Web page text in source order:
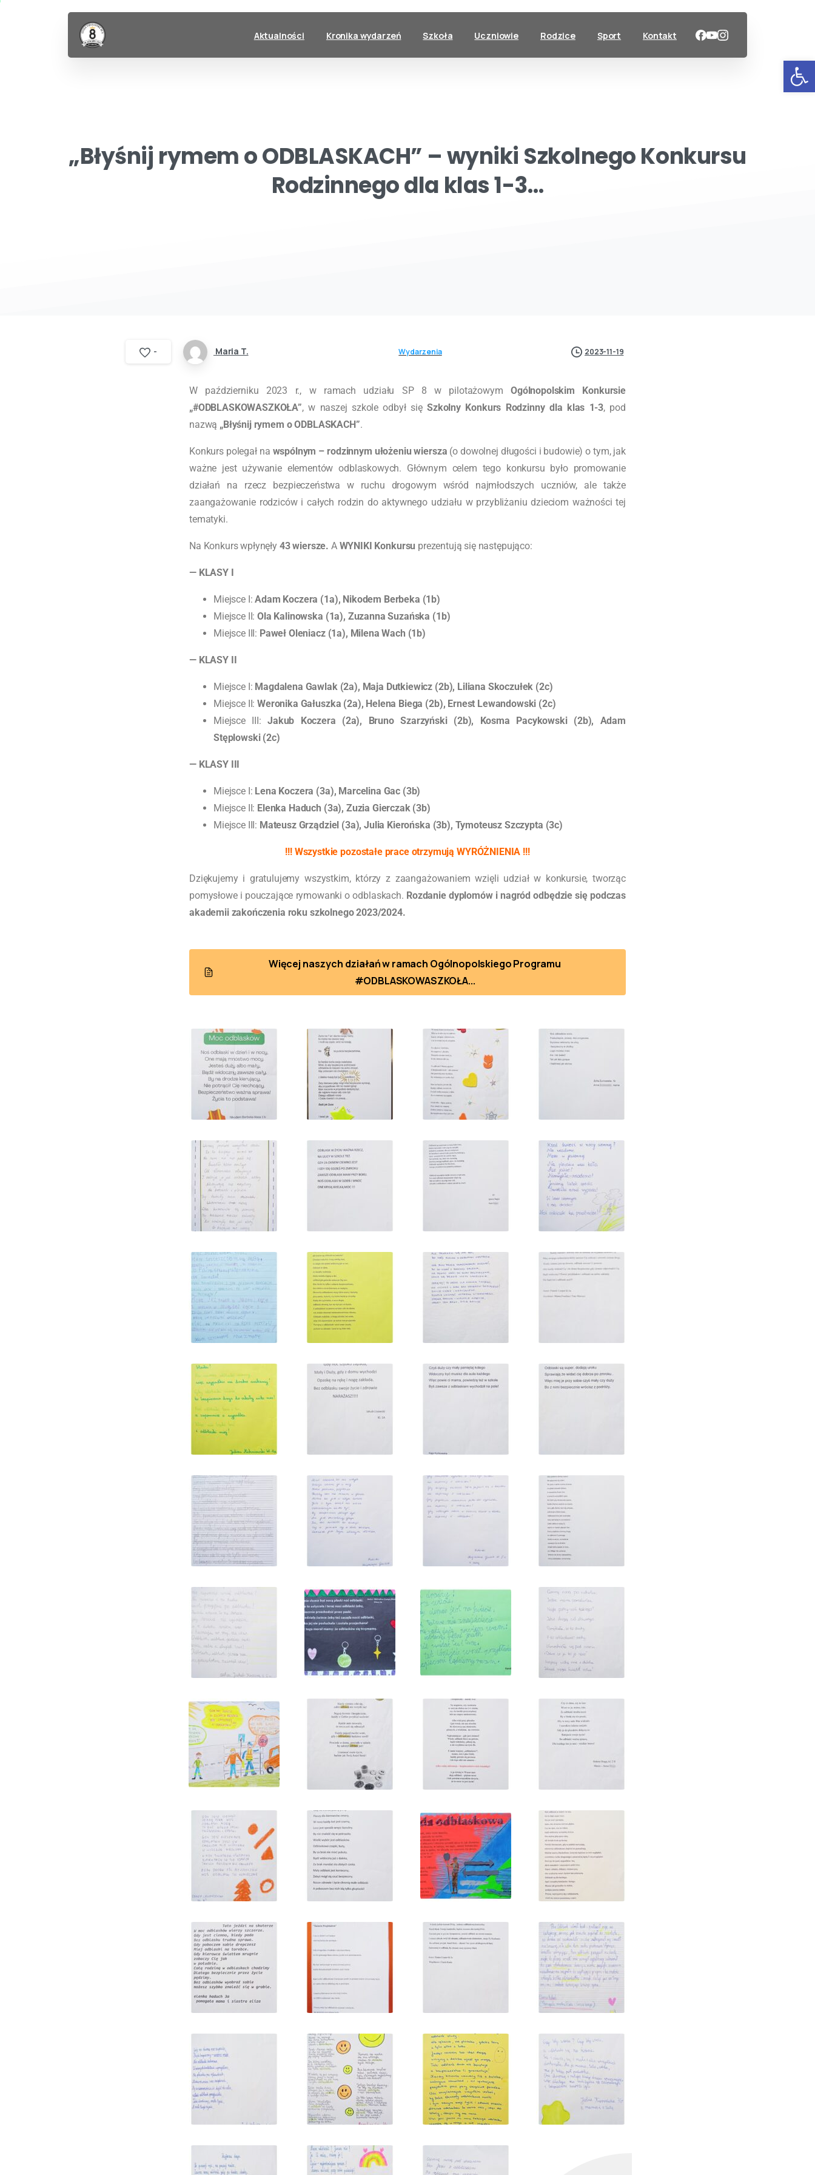
Aktualności Kronika wydarzeń Szkoła Uczniowie Rodzice Sport Kontakt
„Błyśnij rymemoODBLASKACH” –wyniki SzkolnegoKonkursu
Rodzinnegodla klas1-3…
- Maria T. Wydarzenia 2023-11-19
W październiku 2023 r., w ramach udziału SP 8 w pilotażowym Ogólnopolskim Konkursie
„#ODBLASKOWASZKOŁA”, w naszej szkole odbył sięSzkolny Konkurs Rodzinny dla klas 1-3, pod
nazwą „Błyśnij rymem o ODBLASKACH”.
Konkurs polegał na wspólnym – rodzinnym ułożeniu wiersza (o dowolnej długości i budowie) o tym, jak
ważne jest używanie elementów odblaskowych. Głównym celem tego konkursu było promowanie
działań na rzecz bezpieczeństwa w ruchu drogowym wśród najmłodszych uczniów, ale także
zaangażowanie rodziców i całych rodzin do aktywnego udziału w przybliżaniu dzieciom ważności tej
tematyki.
Na Konkurs wpłynęły 43 wiersze. A WYNIKI Konkursu prezentują się następująco:
— KLASY I
Miejsce I:Adam Koczera (1a), Nikodem Berbeka (1b)
Miejsce II:Ola Kalinowska (1a), Zuzanna Suzańska (1b)
Miejsce III: Paweł Oleniacz (1a), Milena Wach (1b)
— KLASY II
Miejsce I: Magdalena Gawlak (2a), Maja Dutkiewicz (2b), Liliana Skoczułek (2c)
Miejsce II:Weronika Gałuszka (2a), Helena Biega (2b), Ernest Lewandowski (2c)
Miejsce III:Jakub Koczera (2a), Bruno Szarzyński (2b), Kosma Pacykowski (2b), Adam
Stęplowski (2c)
— KLASY III
Miejsce I: Lena Koczera (3a), Marcelina Gac (3b)
Miejsce II: Elenka Haduch (3a), Zuzia Gierczak (3b)
Miejsce III: Mateusz Grządziel (3a), Julia Kierońska (3b), Tymoteusz Szczypta (3c)
!!! Wszystkie pozostałe prace otrzymują WYRÓŻNIENIA !!!
Dziękujemy i gratulujemy wszystkim, którzy z zaangażowaniem wzięli udział w konkursie, tworząc
pomysłowe i pouczające rymowanki o odblaskach. Rozdanie dyplomów i nagród odbędzie się podczas
akademii zakończenia roku szkolnego 2023/2024.
Więcej naszych działań w ramach Ogólnopolskiego Programu
#ODBLASKOWASZKOŁA...